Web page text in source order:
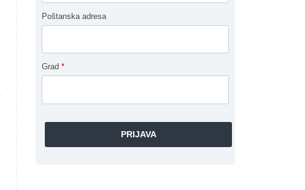
Poštanska adresa
Grad *